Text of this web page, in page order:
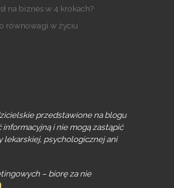
na biznes w 4 krokach?
równowagi w życiu
przedstawione na blogu
i nie mogą zastąpić
lekarskiej, psychologicznej ani
– biorę za nie